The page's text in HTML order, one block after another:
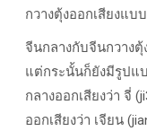
กวางตุ้งออกเสียงแบ
จีนกลางกับจีนกวาง
แต่กระนั้นก็ยังมีรูปแ
กลางออกเสียงว่า จี่
ออกเสียงว่า เจียน